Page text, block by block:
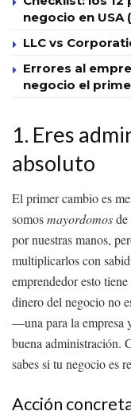
negocio en USA
LLC vs
Errores al
negocio el
1. Eres
absoluto
El primer cambio es
somosmayordomosde
por nuestras manos,
multiplicarlos con
emprendedor esto
dinero del negocio no
—una para la empresa
buena administración.
sabes si tu negocio es
Acción